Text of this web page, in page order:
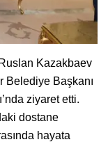
Kazakbaev
Belediye Başkanı
ziyaret etti.
dostane
hayata